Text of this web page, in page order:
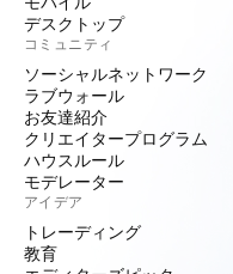
デスクトップ
コミュニティ
ソーシャルネットワーク
ラブウォール
お友達紹介
クリエイタープログラム
ハウスルール
モデレーター
アイデア
トレーディング
教育